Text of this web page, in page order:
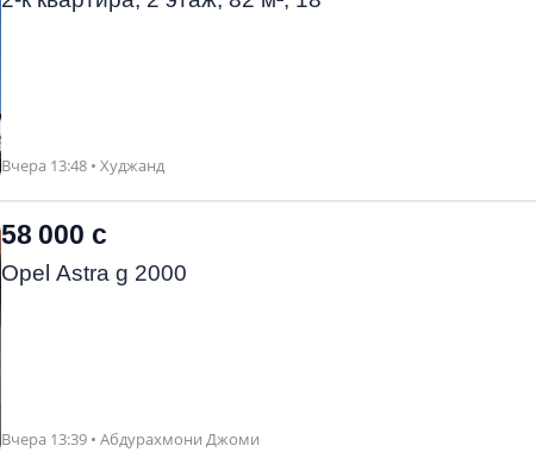
Вчера 13:48 • Худжанд
58 000 с
Opel Astra g 2000
Вчера 13:39 • Абдурахмони Джоми